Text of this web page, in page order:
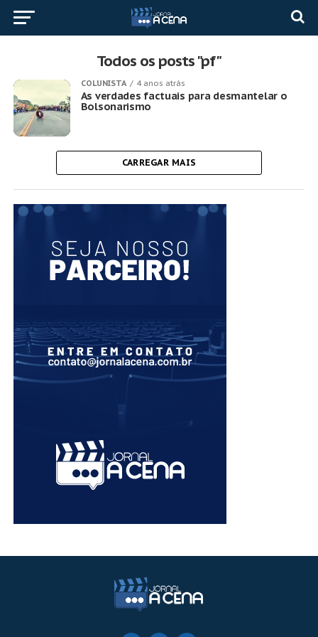
Todos os posts "pf"
COLUNISTA 4 anos atrás
As verdades factuais para desmantelar o
Bolsonarismo
CARREGAR MAIS